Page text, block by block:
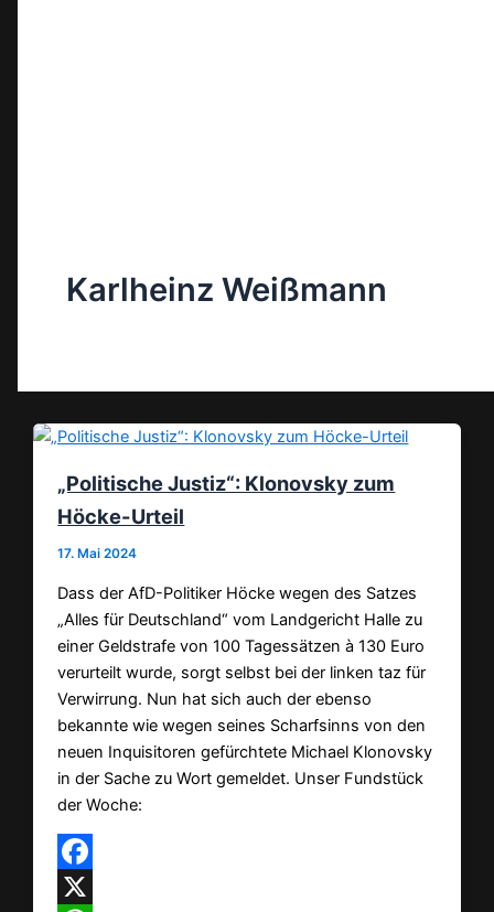
Karlheinz Weißmann
„Politische Justiz“: Klonovsky zum
Höcke-Urteil
17. Mai 2024
Dass der AfD-Politiker Höcke wegen des Satzes
„Alles für Deutschland“ vom Landgericht Halle zu
einer Geldstrafe von 100 Tagessätzen à 130 Euro
verurteilt wurde, sorgt selbst bei der linken taz für
Verwirrung. Nun hat sich auch der ebenso
bekannte wie wegen seines Scharfsinns von den
neuen Inquisitoren gefürchtete Michael Klonovsky
in der Sache zu Wort gemeldet. Unser Fundstück
der Woche:
Facebook